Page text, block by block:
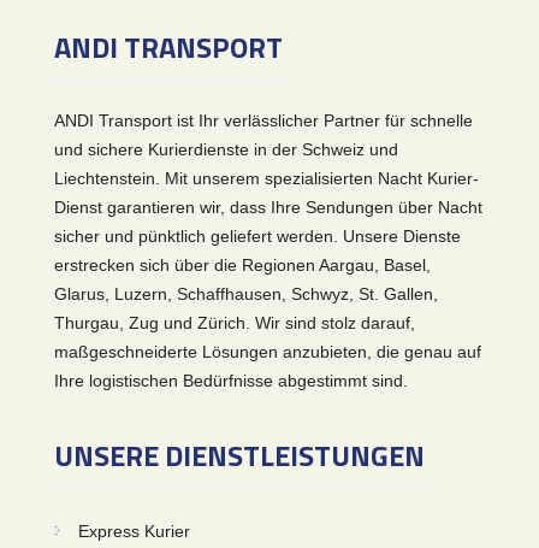
ANDI TRANSPORT
ANDI Transport ist Ihr verlässlicher Partner für schnelle
und sichere Kurierdienste in der Schweiz und
Liechtenstein. Mit unserem spezialisierten Nacht Kurier-
Dienst garantieren wir, dass Ihre Sendungen über Nacht
sicher und pünktlich geliefert werden. Unsere Dienste
erstrecken sich über die Regionen Aargau, Basel,
Glarus, Luzern, Schaffhausen, Schwyz, St. Gallen,
Thurgau, Zug und Zürich. Wir sind stolz darauf,
maßgeschneiderte Lösungen anzubieten, die genau auf
Ihre logistischen Bedürfnisse abgestimmt sind.
UNSERE DIENSTLEISTUNGEN
Express Kurier